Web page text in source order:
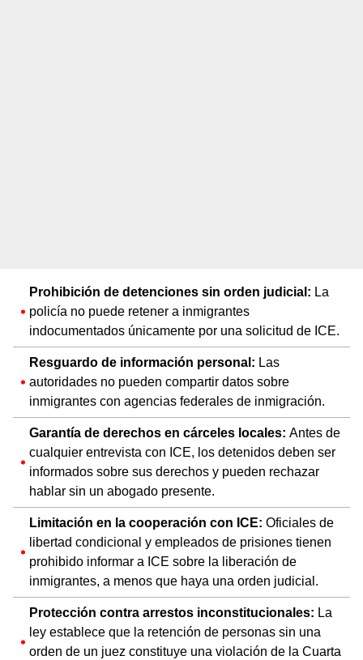
Prohibición de detenciones sin orden judicial: La
policía no puede retener a inmigrantes
indocumentados únicamente por una solicitud de ICE.
Resguardo de información personal: Las
autoridades no pueden compartir datos sobre
inmigrantes con agencias federales de inmigración.
Garantía de derechos en cárceles locales: Antes de
cualquier entrevista con ICE, los detenidos deben ser
informados sobre sus derechos y pueden rechazar
hablar sin un abogado presente.
Limitación en la cooperación con ICE: Oficiales de
libertad condicional y empleados de prisiones tienen
prohibido informar a ICE sobre la liberación de
inmigrantes, a menos que haya una orden judicial.
Protección contra arrestos inconstitucionales: La
ley establece que la retención de personas sin una
orden de un juez constituye una violación de la Cuarta